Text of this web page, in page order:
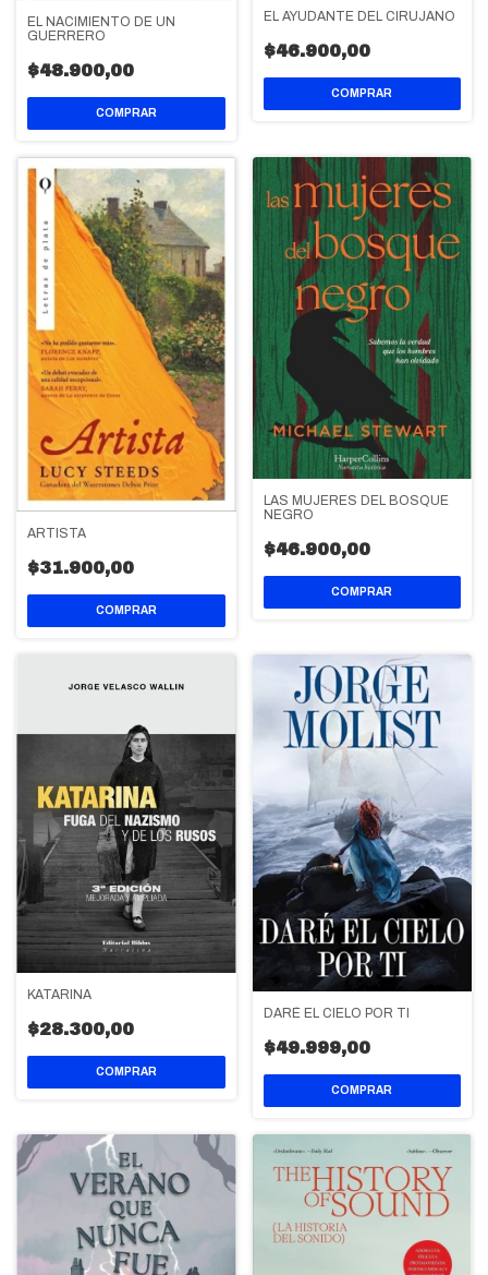
EL NACIMIENTO DE UN
GUERRERO
$48.900,00
EL AYUDANTE DEL CIRUJANO
$46.900,00
ARTISTA
$31.900,00
LAS MUJERES DEL BOSQUE
NEGRO
$46.900,00
KATARINA
$28.300,00
DARÉ EL CIELO POR TI
$49.999,00